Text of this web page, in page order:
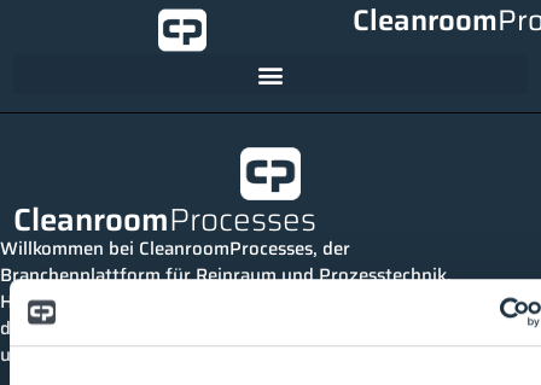
Cleanroom
CleanroomProcesses
Willkommen bei CleanroomProcesses, der
Branchenplattform für Reinraum und Prozesstechnik.
Hier bleibst du immer auf dem neuesten Stand, kannst
dich mit anderen verknüpfen und alle relevanten Themen
und Events der Branche entdecken.